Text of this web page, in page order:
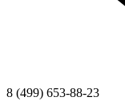
8 (499) 653-88-23